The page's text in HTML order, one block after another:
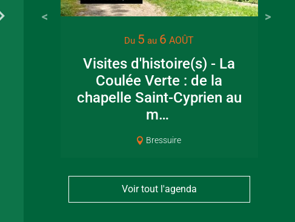
Visite guidée en
canoë en Bocage
Bressuirais
Fête de la
Du 5 au 6 AOÛT
Visites d'histoire(s) - La
Coulée Verte : de la
chapelle Saint-Cyprien au
m…
Bressuire
Voir tout l'agenda